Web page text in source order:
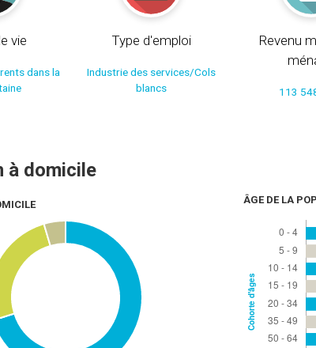
vie
dans la
Type d'emploi
Industrie des services/Cols
blancs
Revenu
113
à domicile
ÂGE DE LA